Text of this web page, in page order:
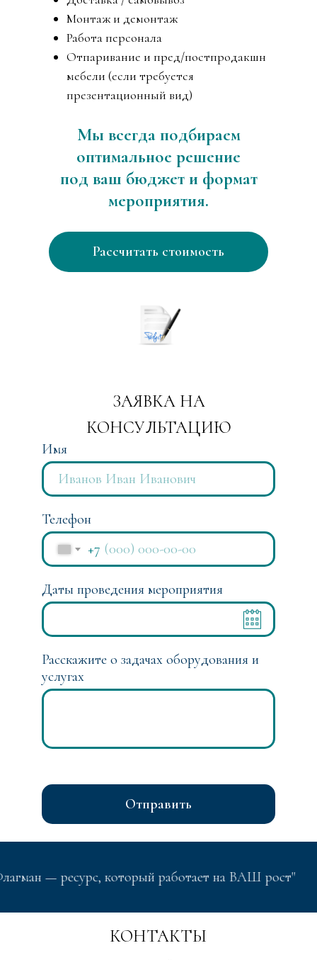
Монтаж и демонтаж
Работа персонала
Отпаривание и пред/постпродакшн
мебели (если требуется
презентационный вид)
Мы всегда подбираем
оптимальное решение
под ваш бюджет и формат
мероприятия.
Рассчитать стоимость
Имя
Телефон
+7
Даты проведения мероприятия
Расскажите о задачах оборудования и
услугах
Отправить
ЗАЯВКА НА
КОНСУЛЬТАЦИЮ
ресурс, который работает на ВАШ рост"
КОНТАКТЫ